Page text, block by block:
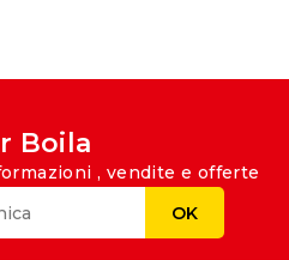
Boila
, vendite e offerte